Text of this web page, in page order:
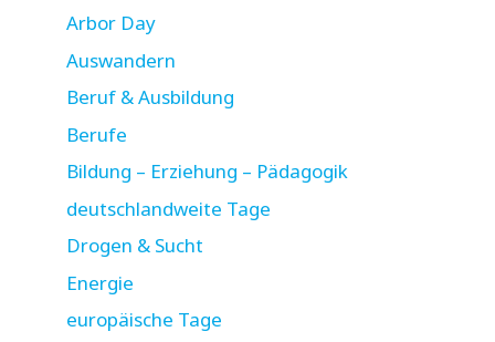
Arbor Day
Auswandern
Beruf & Ausbildung
Berufe
Bildung – Erziehung – Pädagogik
deutschlandweite Tage
Drogen & Sucht
Energie
europäische Tage